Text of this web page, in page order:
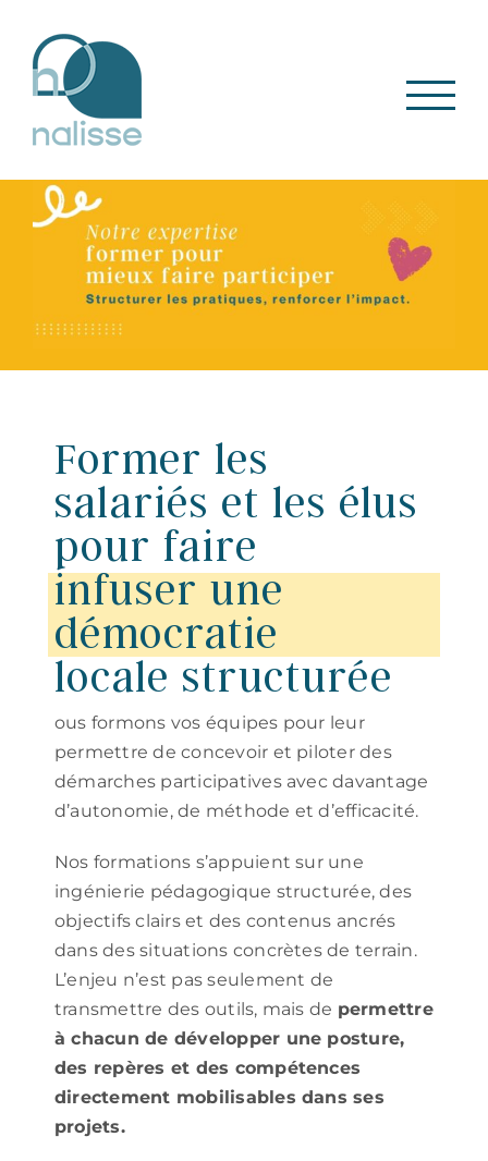
content
Former les
salariés et les élus
pour faire
infuser une
démocratie
locale structurée
ous formons vos équipes pour leur
permettre de concevoir et piloter des
démarches participatives avec davantage
d’autonomie, de méthode et d’efficacité.
Nos formations s’appuient sur une
ingénierie pédagogique structurée, des
objectifs clairs et des contenus ancrés
dans des situations concrètes de terrain.
L’enjeu n’est pas seulement de
transmettre des outils, mais de permettre
à chacun de développer une posture,
des repères et des compétences
directement mobilisables dans ses
projets.